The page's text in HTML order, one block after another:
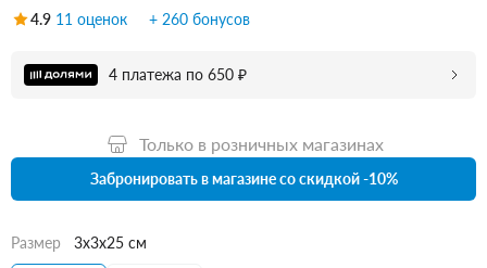
4.9 11 оценок + 260 бонусов
4 платежа по 650 ₽
Только в розничных магазинах
Забронировать в магазине со скидкой -10%
Размер
3x3x25 см